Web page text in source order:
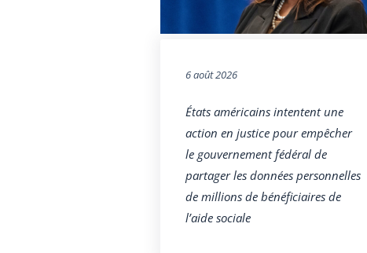
6 août 2026
États américains intentent une
action en justice pour empêcher
le gouvernement fédéral de
partager les données personnelles
de millions de bénéficiaires de
l’aide sociale